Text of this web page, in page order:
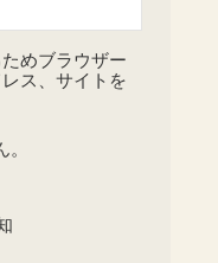
めブラウザー
ス、サイトを